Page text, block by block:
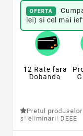
OFERTA
lei) si cel mai
12 Rate fara
Dobanda
Pretul
si eliminarii DEEE